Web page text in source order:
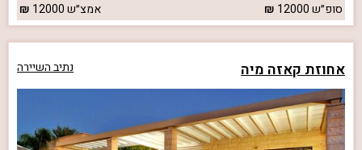
סופ״ש12000 אמצ״ש12000
אחוזת קאזה מיה נתיב השיירה